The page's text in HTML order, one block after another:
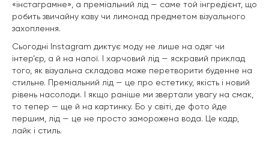
«інстаграмне», а преміальний лід — саме той інгредієнт, що
робить звичайну каву чи лимонад предметом візуального
захоплення.
Сьогодні Instagram диктує моду не лише на одяг чи
інтер’єр, а й на напої. І харчовий лід — яскравий приклад
того, як візуальна складова може перетворити буденне на
стильне. Преміальний лід — це про естетику, якість і новий
рівень насолоди. І якщо раніше ми звертали увагу на смак,
то тепер — ще й на картинку. Бо у світі, де фото йде
першим, лід — це не просто заморожена вода. Це кадр,
лайк і стиль.